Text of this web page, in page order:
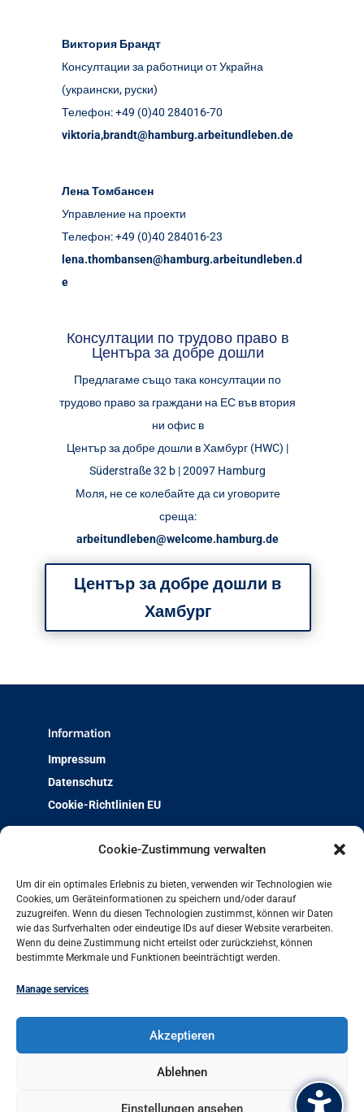
Cookie-Zustimmung verwalten
Um dir ein optimales Erlebnis zu bieten, verwenden wir Technologien wie
Cookies, um Geräteinformationen zu speichern und/oder darauf
zuzugreifen. Wenn du diesen Technologien zustimmst, können wir Daten
wie das Surfverhalten oder eindeutige IDs auf dieser Website verarbeiten.
Wenn du deine Zustimmung nicht erteilst oder zurückziehst, können
bestimmte Merkmale und Funktionen beeinträchtigt werden.
Manage services
Akzeptieren
Ablehnen
Einstellungen ansehen
Виктория Брандт
Консултации за работници от Украйна
(украински, руски)
Телефон: +49 (0)40 284016-70
viktoria,brandt@hamburg.arbeitundleben.de
Лена Томбансен
Управление на проекти
Телефон: +49 (0)40 284016-23
lena.thombansen@hamburg.arbeitundleben.d
e
Консултации по трудово право в
Центъра за добре дошли
Предлагаме също така консултации по
трудово право за граждани на ЕС във втория
ни офис в
Център за добре дошли в Хамбург (HWC) |
Süderstraße 32 b | 20097 Hamburg
Моля, не се колебайте да си уговорите
среща:
arbeitundleben@welcome.hamburg.de
Център за добре дошли в
Хамбург
Information
Impressum
Datenschutz
Cookie-Richtlinien EU
Jobs und Ausbildung
Weiterbildung mit Qualität
Charta der Vielfalt
Projekt-Archiv
Arbeit und Leben bundesweit